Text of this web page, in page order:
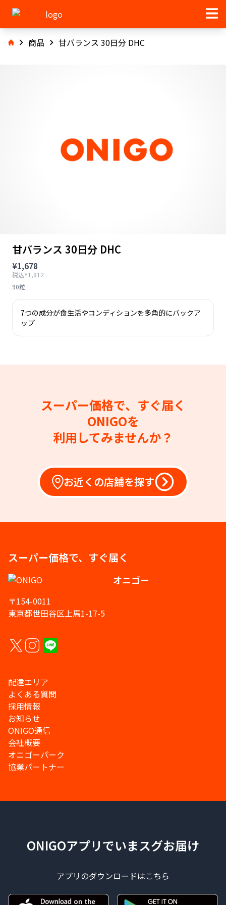
商品 甘バランス 30日分 DHC
甘バランス 30日分 DHC
¥1,678
税込¥1,812
90粒
7つの成分が食生活やコンディションを多角的にバックア
ップ
スーパー価格で、すぐ届く
ONIGOを
利用してみませんか？
お近くの店舗を探す
スーパー価格で、すぐ届く
オニゴー
〒154-0011
東京都世田谷区上馬1-17-5
配達エリア
よくある質問
採用情報
お知らせ
ONIGO通信
会社概要
オニゴーパーク
協業パートナー
ONIGOアプリでいまスグお届け
アプリのダウンロードはこちら